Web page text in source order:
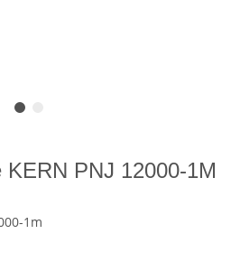
KERN PNJ 12000-1M
1m